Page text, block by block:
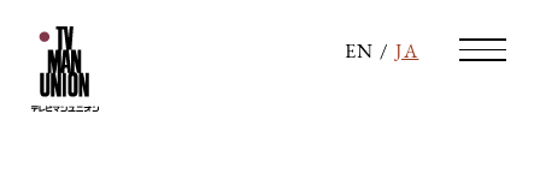
EN / JA